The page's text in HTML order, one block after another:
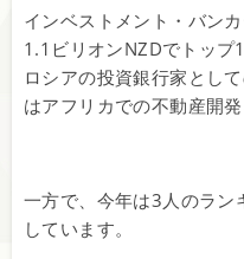
インベストメント・バン
1.1ビリオンNZDでトップ
ロシアの投資銀行家とし
はアフリカでの不動産開
一方で、今年は3人のラン
しています。